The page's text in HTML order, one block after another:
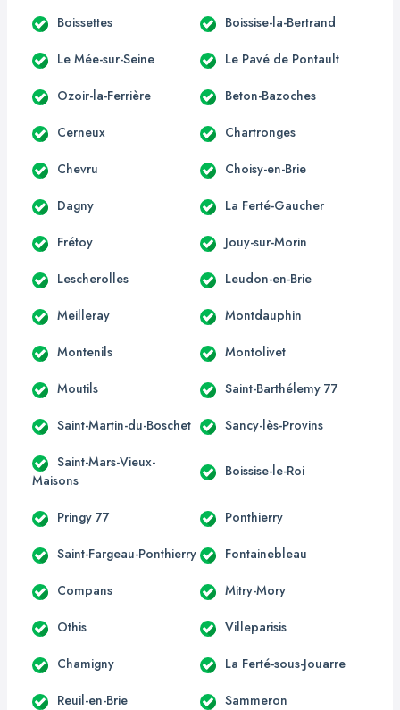
Boissettes Boissise-la-Bertrand
Le Mée-sur-Seine Le Pavé de Pontault
Ozoir-la-Ferrière Beton-Bazoches
Cerneux Chartronges
Chevru Choisy-en-Brie
Dagny La Ferté-Gaucher
Frétoy Jouy-sur-Morin
Lescherolles Leudon-en-Brie
Meilleray Montdauphin
Montenils Montolivet
Moutils Saint-Barthélemy 77
Saint-Martin-du-Boschet Sancy-lès-Provins
Saint-Mars-Vieux-
Maisons
Boissise-le-Roi
Pringy 77 Ponthierry
Saint-Fargeau-Ponthierry Fontainebleau
Compans Mitry-Mory
Othis Villeparisis
Chamigny La Ferté-sous-Jouarre
Reuil-en-Brie Sammeron